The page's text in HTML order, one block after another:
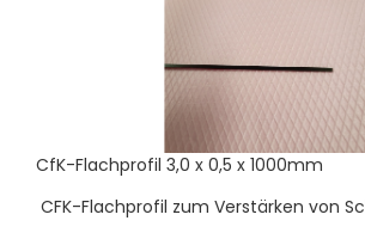
CfK-Flachprofil 3,0 x 0,5 x 1000mm
CFK-Flachprofil zum Verstärken von